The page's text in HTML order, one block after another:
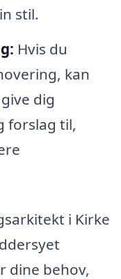
stil.
Hvis du
kan
dig
forslag til,
i Kirke
dine behov,